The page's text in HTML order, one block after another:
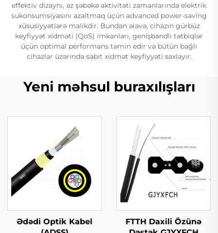
effektiv dizaynı, az şəbəkə aktivitəti zamanlarında elektrik
sukonsumsiyasını azaltmaq üçün advanced power-saving
xüsusiyyətlərə malikdir. Bundan əlavə, cihazın gürbüz
keyfiyyət xidməti (QoS) imkanları, genişbandlı tətbiqlər
üçün optimal performans təmin edir və bütün bağlı
cihazlar üzərində sabit xidmət keyfiyyəti saxlayır.
Yeni məhsul buraxılışları
Ədədi Optik Kabel
FTTH Daxili Özünə